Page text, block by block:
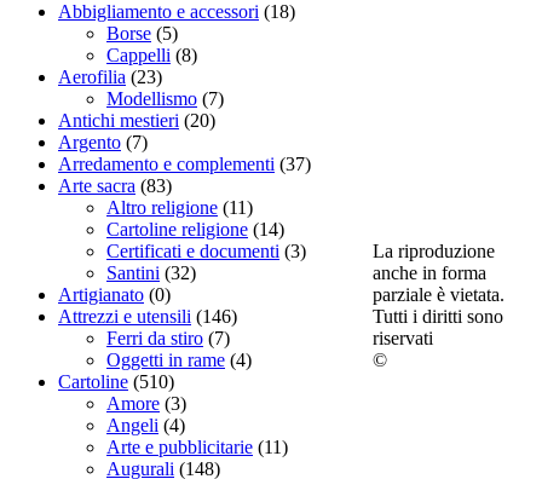
Abbigliamento e accessori (18)
Borse (5)
Cappelli (8)
Aerofilia (23)
Modellismo (7)
Antichi mestieri (20)
Argento (7)
Arredamento e complementi (37)
Arte sacra (83)
Altro religione (11)
Cartoline religione (14)
Certificati e documenti (3)
Santini (32)
Artigianato (0)
Attrezzi e utensili (146)
Ferri da stiro (7)
Oggetti in rame (4)
Cartoline (510)
Amore (3)
Angeli (4)
Arte e pubblicitarie (11)
Augurali (148)
La riproduzione
anche in forma
parziale è vietata.
Tutti i diritti sono
riservati
©